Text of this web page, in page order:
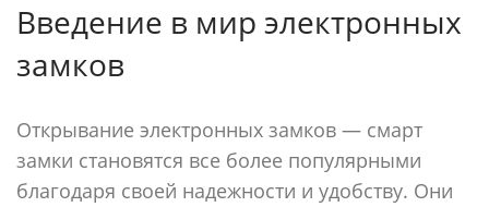
Введение в мир электронных
замков
Открывание электронных замков — смарт
замки становятся все более популярными
благодаря своей надежности и удобству. Они